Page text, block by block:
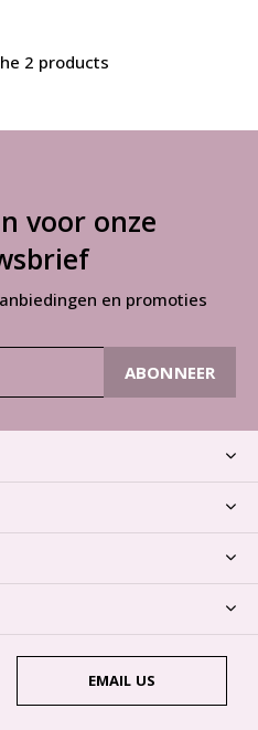
2 products
voor onze
en promoties
ABONNEER
EMAIL US